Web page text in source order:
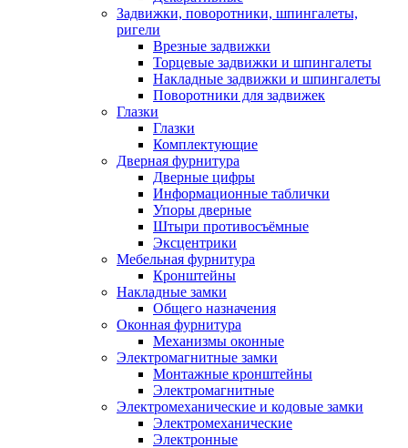
Задвижки, поворотники, шпингалеты,
ригели
Врезные задвижки
Торцевые задвижки и шпингалеты
Накладные задвижки и шпингалеты
Поворотники для задвижек
Глазки
Глазки
Комплектующие
Дверная фурнитура
Дверные цифры
Информационные таблички
Упоры дверные
Штыри противосъёмные
Эксцентрики
Мебельная фурнитура
Кронштейны
Накладные замки
Общего назначения
Оконная фурнитура
Механизмы оконные
Электромагнитные замки
Монтажные кронштейны
Электромагнитные
Электромеханические и кодовые замки
Электромеханические
Электронные